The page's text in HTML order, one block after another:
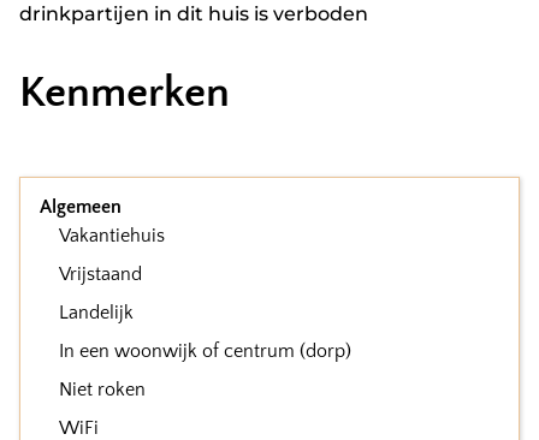
drinkpartijen in dit huis is verboden
Kenmerken
Algemeen
Vakantiehuis
Vrijstaand
Landelijk
In een woonwijk of centrum (dorp)
Niet roken
WiFi